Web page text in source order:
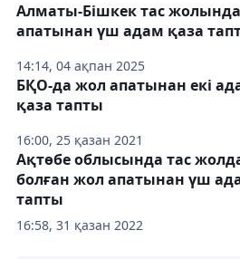
14:14, 04 ақпан 2025
Алматы-Бішкек тас
апатынан үш адам қаза
16:00, 25 қазан 2021
БҚО-да жол апатынан екі
қаза тапты
16:58, 31 қазан 2022
Ақтөбе облысында тас
болған жол апатынан үш
тапты